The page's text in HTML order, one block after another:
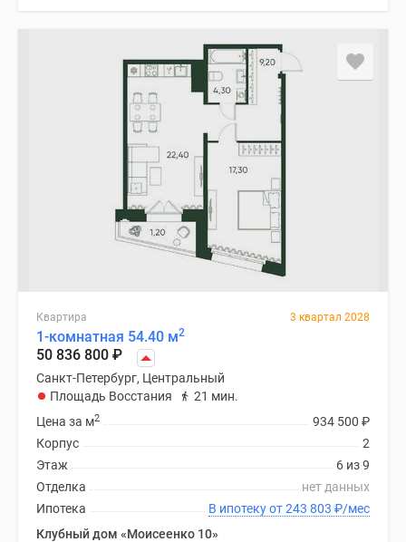
Квартира 3 квартал 2028
1-комнатная 54.40 м2
50 836 800 ₽
Санкт-Петербург, Центральный
Площадь Восстания
21 мин.
934 500 ₽
Цена за м2
2
Корпус
6 из 9
Этаж
нет данных
Отделка
В ипотеку от 243 803 ₽/мес
Ипотека
Клубный дом «Моисеенко 10»